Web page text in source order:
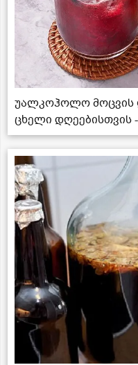
უალკოჰოლო მოცვის
ცხელი დღეებისთვის